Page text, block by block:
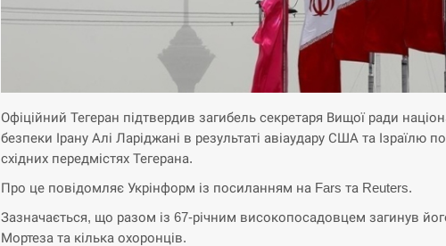
Офіційний Тегеран підтвердив загибель секретаря Вищої ради
безпеки Ірану Алі Ларіджані в результаті авіаудару США та Ізраїлю по
східних передмістях Тегерана.
Про це повідомляє Укрінформ із посиланням на Fars та Reuters.
Зазначається, що разом із 67-річним високопосадовцем загинув
Мортеза та кілька охоронців.